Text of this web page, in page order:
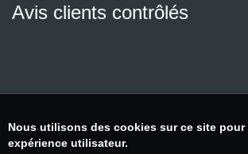
Avis clients contrôlés
Nous utilisons des cookies sur ce site pour
expérience utilisateur.